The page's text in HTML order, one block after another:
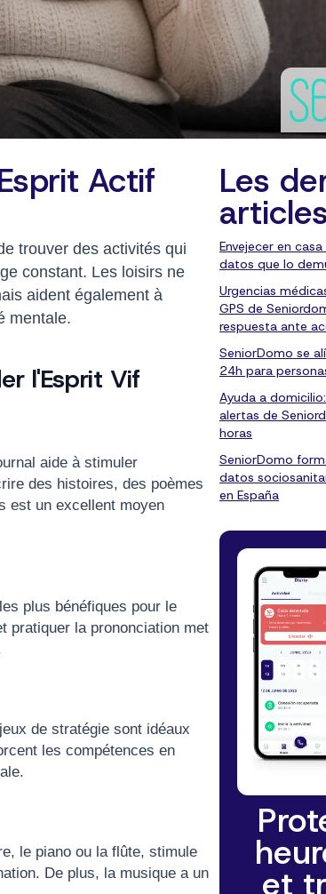
Actif
trouver des activités qui
constant. Les loisirs ne
aident également à
mentale.
l'Esprit Vif
aide à stimuler
des histoires, des poèmes
est un excellent moyen
plus bénéfiques pour le
pratiquer la prononciation met
de stratégie sont idéaux
les compétences en
le piano ou la flûte, stimule
De plus, la musique a un
Les
Envejecer en
datos que lo
Urgencias
GPS de
respuesta ante
SeniorDomo se
24h para
Ayuda a
alertas de
horas
SeniorDomo
datos
en España
et